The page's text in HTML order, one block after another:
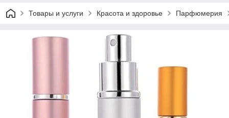
Товары и услуги Красота и здоровье Парфюмерия